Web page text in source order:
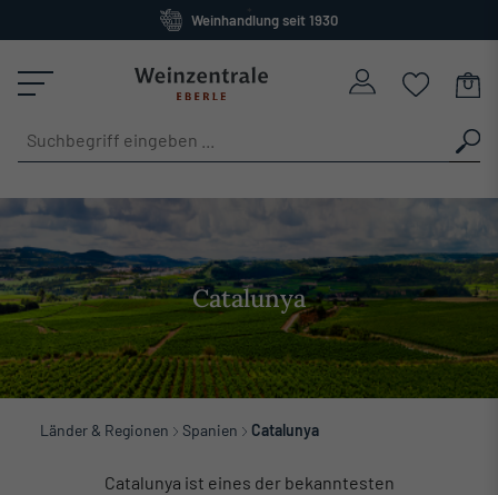
Weinhandlung seit 1930
versandkostenfrei ab 120 Euro
Catalunya
Länder & Regionen Spanien Catalunya
Catalunya ist eines der bekanntesten